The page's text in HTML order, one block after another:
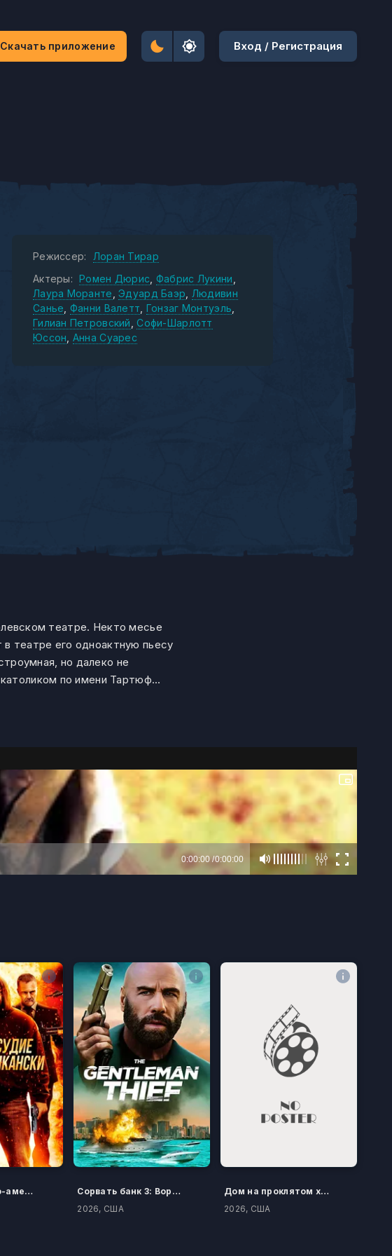
Скачать приложение Вход / Регистрация
Режиссер:
Лоран Тирар
Актеры:
Ромен Дюрис
Фабрис Лукини
Лаура Моранте Эдуард Баэр
Людивин
Санье
Фанни Валетт Гонзаг Монтуэль
Гилиан Петровский
Софи-Шарлотт
Юссон Анна Суарес
театре. Некто месье
театре его одноактную пьесу
но далеко не
по имени Тартюф...
Правосудие по-американски
Сорвать банк 3: Вор-джентльмен
2026, США
Дом на проклятом холме
2026, США